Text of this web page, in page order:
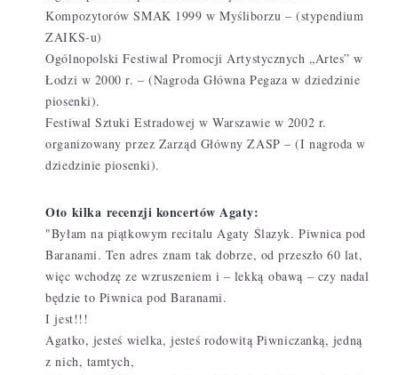
Kompozytorów SMAK 1999 w Myśliborzu – (stypendium
ZAIKS-u)
Ogólnopolski Festiwal Promocji Artystycznych „Artes” w
Łodzi w 2000 r. – (Nagroda Główna Pegaza w dziedzinie
piosenki).
Festiwal Sztuki Estradowej w Warszawie w 2002 r.
organizowany przez Zarząd Główny ZASP – (I nagroda w
dziedzinie piosenki).
Oto kilka recenzji koncertów Agaty:
"Byłam na piątkowym recitalu Agaty Ślazyk. Piwnica pod
Baranami. Ten adresznam tak dobrze, od przeszło 60 lat,
więc wchodzę ze wzruszeniem i – lekkąobawą – czy nadal
będzie to Piwnica pod Baranami.
I jest!!!
Agatko, jesteś wielka, jesteś rodowitą Piwniczanką, jedną
z nich, tamtych,